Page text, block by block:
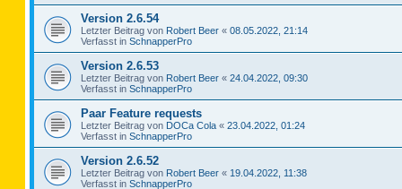
Version 2.6.54
Letzter Beitrag von Robert Beer « 08.05.2022, 21:14
Verfasst in SchnapperPro
Version 2.6.53
Letzter Beitrag von Robert Beer « 24.04.2022, 09:30
Verfasst in SchnapperPro
Paar Feature requests
Letzter Beitrag von DOCa Cola « 23.04.2022, 01:24
Verfasst in SchnapperPro
Version 2.6.52
Letzter Beitrag von Robert Beer « 19.04.2022, 11:38
Verfasst in SchnapperPro